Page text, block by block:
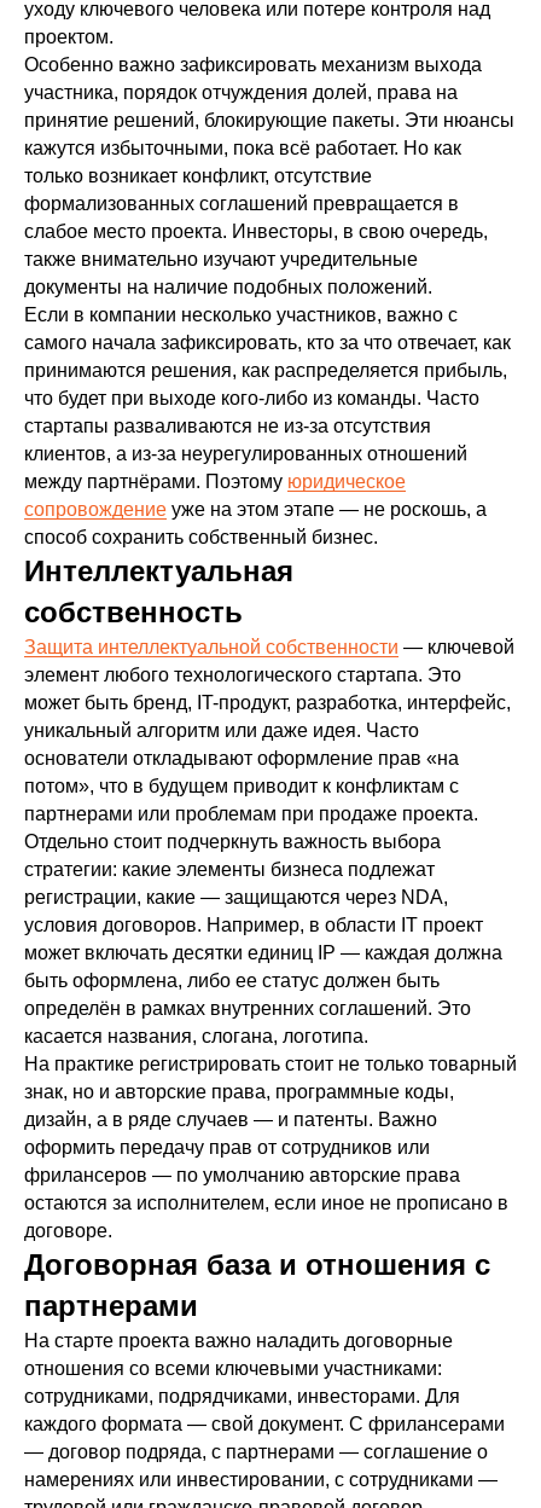
уходу ключевого человека или потере контроля над
проектом.
Особенно важно зафиксировать механизм выхода
участника, порядок отчуждения долей, права на
принятие решений, блокирующие пакеты. Эти нюансы
кажутся избыточными, пока всё работает. Но как
только возникает конфликт, отсутствие
формализованных соглашений превращается в
слабое место проекта. Инвесторы, в свою очередь,
также внимательно изучают учредительные
документы на наличие подобных положений.
Если в компании несколько участников, важно с
самого начала зафиксировать, кто за что отвечает, как
принимаются решения, как распределяется прибыль,
что будет при выходе кого-либо из команды. Часто
стартапы разваливаются не из-за отсутствия
клиентов, а из-за неурегулированных отношений
между партнёрами. Поэтому юридическое
сопровождение уже на этом этапе — не роскошь, а
способ сохранить собственный бизнес.
Интеллектуальная
собственность
Защита интеллектуальной собственности — ключевой
элемент любого технологического стартапа. Это
может быть бренд, IT-продукт, разработка, интерфейс,
уникальный алгоритм или даже идея. Часто
основатели откладывают оформление прав «на
потом», что в будущем приводит к конфликтам с
партнерами или проблемам при продаже проекта.
Отдельно стоит подчеркнуть важность выбора
стратегии: какие элементы бизнеса подлежат
регистрации, какие — защищаются через NDA,
условия договоров. Например, в области IT проект
может включать десятки единиц IP — каждая должна
быть оформлена, либо ее статус должен быть
определён в рамках внутренних соглашений. Это
касается названия, слогана, логотипа.
На практике регистрировать стоит не только товарный
знак, но и авторские права, программные коды,
дизайн, а в ряде случаев — и патенты. Важно
оформить передачу прав от сотрудников или
фрилансеров — по умолчанию авторские права
остаются за исполнителем, если иное не прописано в
договоре.
Договорная база и отношения с
партнерами
На старте проекта важно наладить договорные
отношения со всеми ключевыми участниками:
сотрудниками, подрядчиками, инвесторами. Для
каждого формата — свой документ. С фрилансерами
— договор подряда, с партнерами — соглашение о
намерениях или инвестировании, с сотрудниками —